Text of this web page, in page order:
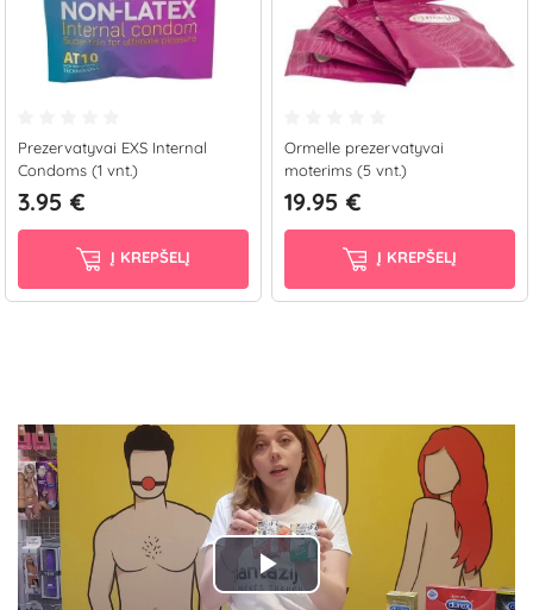
Prezervatyvai EXS Internal
Condoms (1 vnt.)
3.95 €
Į KREPŠELĮ
Ormelle prezervatyvai
moterims (5 vnt.)
19.95 €
Į KREPŠELĮ
Play